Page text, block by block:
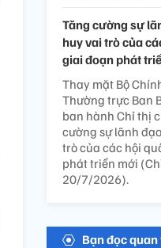
Tăng cường sự
huy vai trò của
giai đoạn phát
Thay mặt Bộ
Thường trực Ban
ban hành Chỉ thị
cường sự lãnh
trò của các hội
phát triển mới
20/7/2026).
Bạn đọc quan